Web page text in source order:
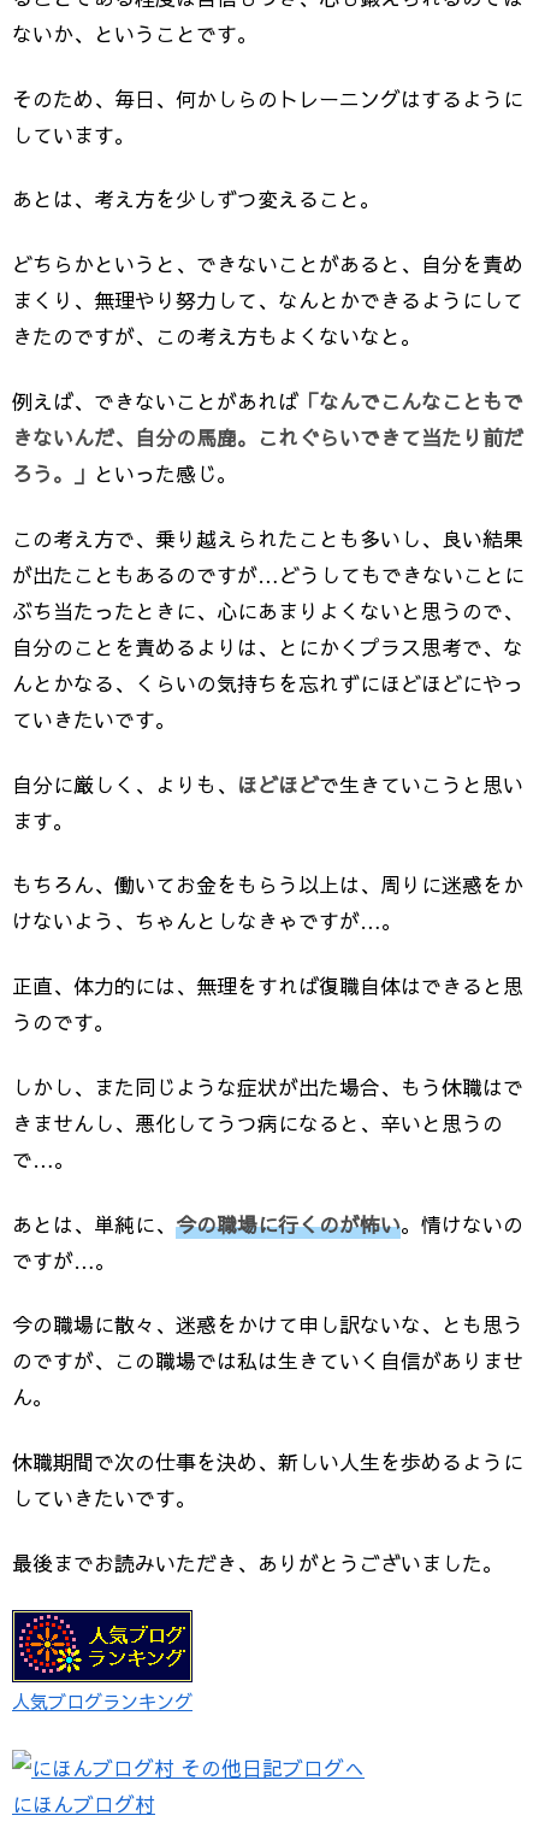
ないか、ということです。
そのため、毎日、何かしらのトレーニングはするように
しています。
あとは、考え方を少しずつ変えること。
どちらかというと、できないことがあると、自分を責め
まくり、無理やり努力して、なんとかできるようにして
きたのですが、この考え方もよくないなと。
例えば、できないことがあれば 「なんでこんなこともで
きないんだ、自分の馬鹿。これぐらいできて当たり前だ
ろう。」 といった感じ。
この考え方で、乗り越えられたことも多いし、良い結果
が出たこともあるのですが…どうしてもできないことに
ぶち当たったときに、心にあまりよくないと思うので、
自分のことを責めるよりは、とにかくプラス思考で、な
んとかなる、くらいの気持ちを忘れずにほどほどにやっ
ていきたいです。
自分に厳しく、よりも、 ほどほどで生きていこうと思い
ます。
もちろん、働いてお金をもらう以上は、周りに迷惑をか
けないよう、ちゃんとしなきゃですが…。
正直、体力的には、無理をすれば復職自体はできると思
うのです。
しかし、また同じような症状が出た場合、もう休職はで
きませんし、悪化してうつ病になると、辛いと思うの
で…。
あとは、単純に、 今の職場に行くのが怖い。情けないの
ですが…。
今の職場に散々、迷惑をかけて申し訳ないな、とも思う
のですが、この職場では私は生きていく自信がありませ
ん。
休職期間で次の仕事を決め、新しい人生を歩めるように
していきたいです。
最後までお読みいただき、ありがとうございました。
人気ブログランキング
にほんブログ村